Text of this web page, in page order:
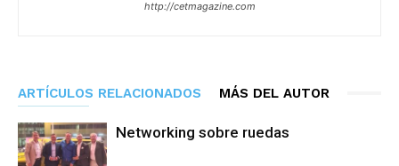
http://cetmagazine.com
ARTÍCULOS RELACIONADOS MÁS DEL AUTOR
Networking sobre ruedas